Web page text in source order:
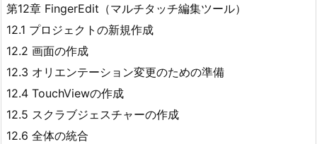
第12章 FingerEdit（マルチタッチ編集ツール）
12.1 プロジェクトの新規作成
12.2 画面の作成
12.3 オリエンテーション変更のための準備
12.4 TouchViewの作成
12.5 スクラブジェスチャーの作成
12.6 全体の統合